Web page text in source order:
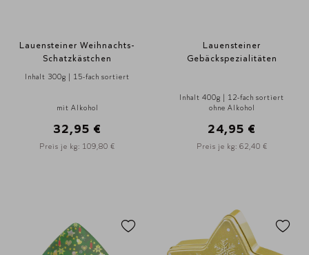
Lauensteiner Weihnachts-
Schatzkästchen
Inhalt 300g | 15-fach sortiert
mit Alkohol
32,95 €
Preis je kg: 109,80 €
Lauensteiner
Gebäckspezialitäten
Inhalt 400g | 12-fach sortiert
ohne Alkohol
24,95 €
Preis je kg: 62,40 €